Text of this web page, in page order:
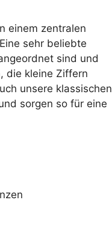
einem zentralen
sehr beliebte
sind und
die kleine Ziffern
unsere klassischen
sorgen so für eine